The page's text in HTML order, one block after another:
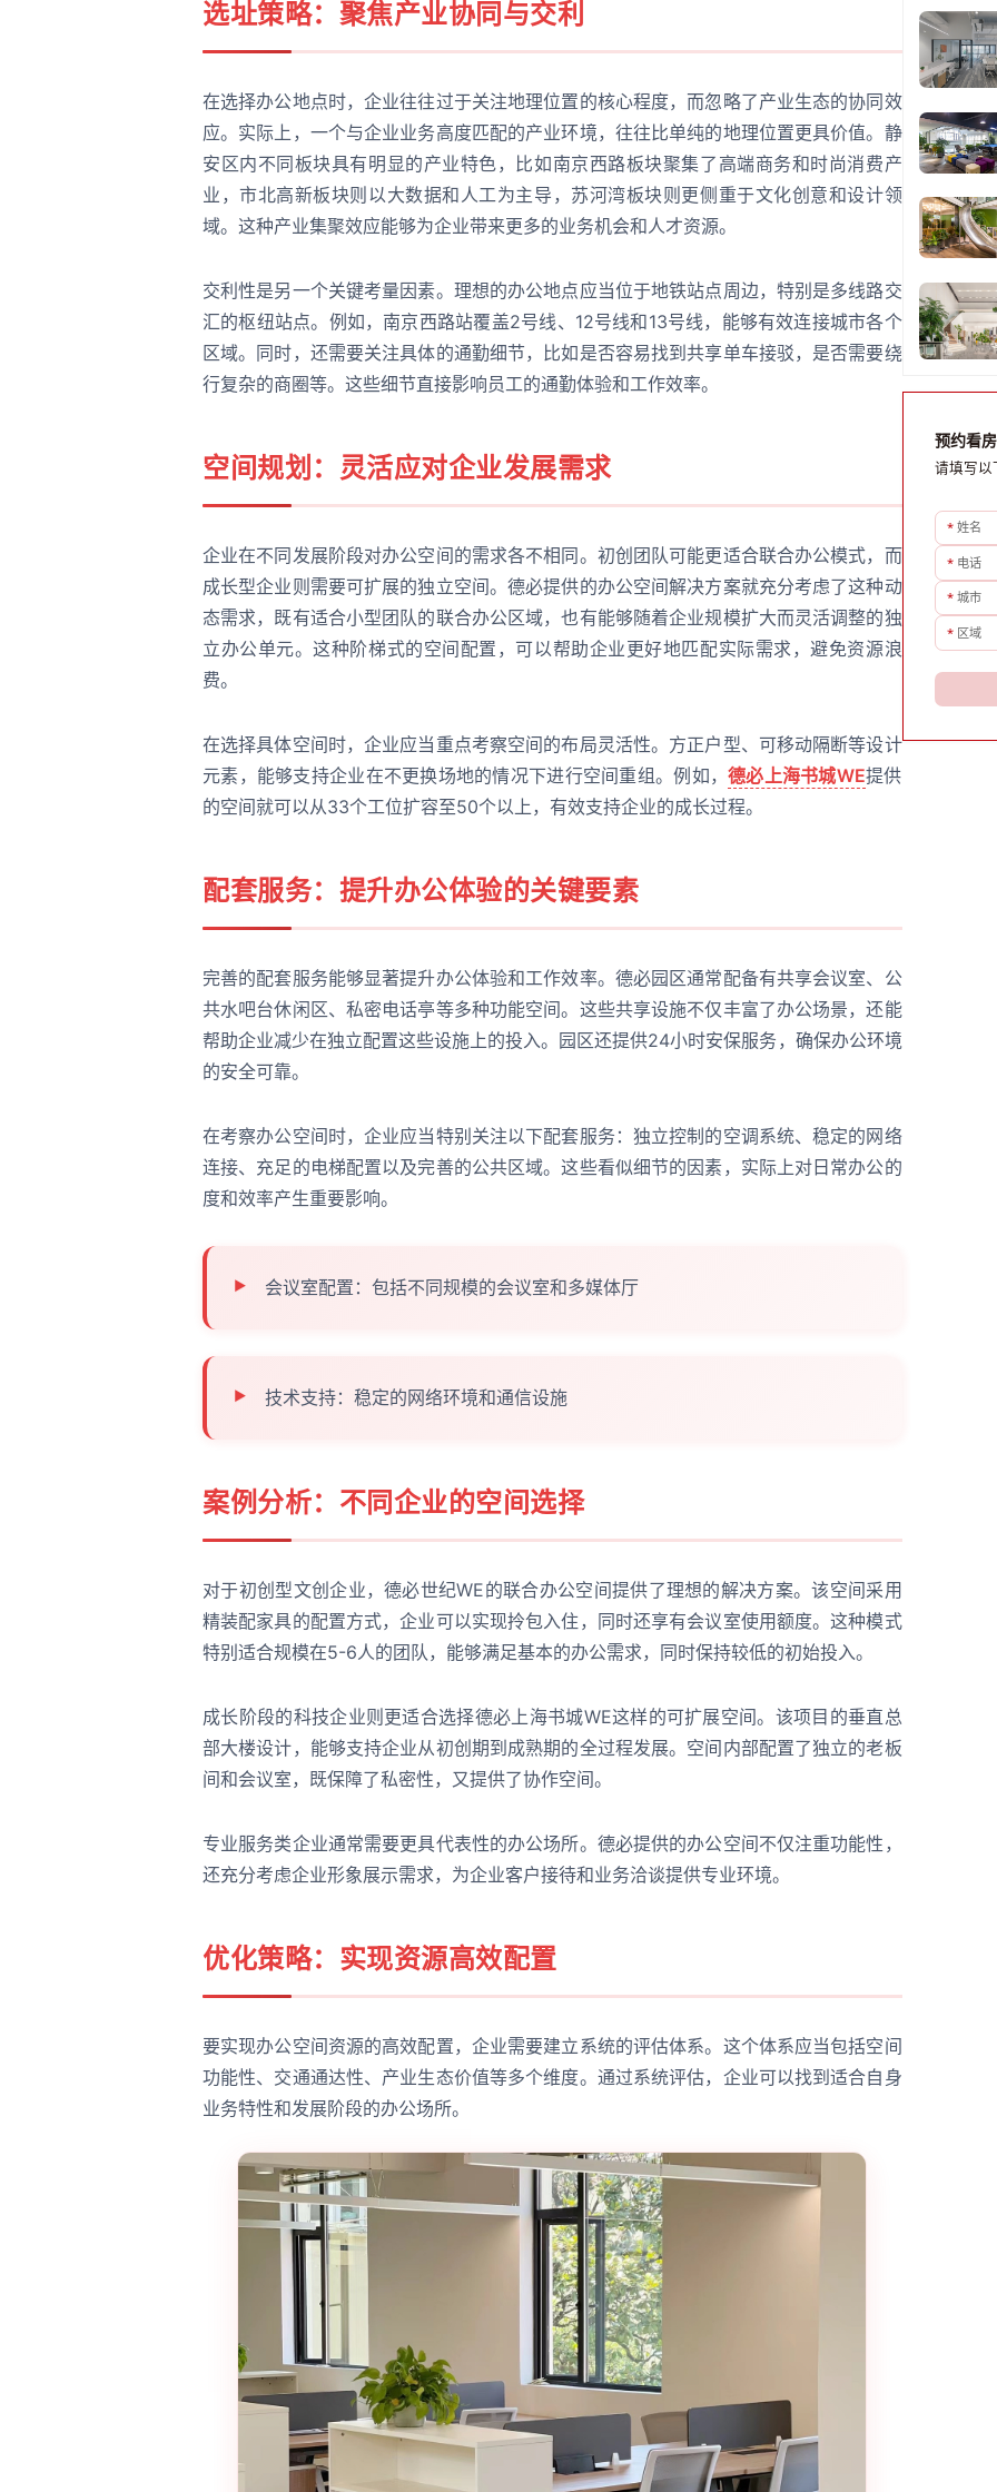
选址策略：聚焦产业协同与交利
在选择办公地点时，企业往往过于关注地理位置的核心程度，而忽略了产业生态的协同效
应。实际上，一个与企业业务高度匹配的产业环境，往往比单纯的地理位置更具价值。静
安区内不同板块具有明显的产业特色，比如南京西路板块聚集了高端商务和时尚消费产
业，市北高新板块则以大数据和人工为主导，苏河湾板块则更侧重于文化创意和设计领
域。这种产业集聚效应能够为企业带来更多的业务机会和人才资源。
交利性是另一个关键考量因素。理想的办公地点应当位于地铁站点周边，特别是多线路交
汇的枢纽站点。例如，南京西路站覆盖2号线、12号线和13号线，能够有效连接城市各个
区域。同时，还需要关注具体的通勤细节，比如是否容易找到共享单车接驳，是否需要绕
行复杂的商圈等。这些细节直接影响员工的通勤体验和工作效率。
空间规划：灵活应对企业发展需求
企业在不同发展阶段对办公空间的需求各不相同。初创团队可能更适合联合办公模式，而
成长型企业则需要可扩展的独立空间。德必提供的办公空间解决方案就充分考虑了这种动
态需求，既有适合小型团队的联合办公区域，也有能够随着企业规模扩大而灵活调整的独
立办公单元。这种阶梯式的空间配置，可以帮助企业更好地匹配实际需求，避免资源浪
费。
在选择具体空间时，企业应当重点考察空间的布局灵活性。方正户型、可移动隔断等设计
元素，能够支持企业在不更换场地的情况下进行空间重组。例如，德必上海书城WE提供
的空间就可以从33个工位扩容至50个以上，有效支持企业的成长过程。
配套服务：提升办公体验的关键要素
完善的配套服务能够显著提升办公体验和工作效率。德必园区通常配备有共享会议室、公
共水吧台休闲区、私密电话亭等多种功能空间。这些共享设施不仅丰富了办公场景，还能
帮助企业减少在独立配置这些设施上的投入。园区还提供24小时安保服务，确保办公环境
的安全可靠。
在考察办公空间时，企业应当特别关注以下配套服务：独立控制的空调系统、稳定的网络
连接、充足的电梯配置以及完善的公共区域。这些看似细节的因素，实际上对日常办公的
度和效率产生重要影响。
会议室配置：包括不同规模的会议室和多媒体厅
技术支持：稳定的网络环境和通信设施
案例分析：不同企业的空间选择
对于初创型文创企业，德必世纪WE的联合办公空间提供了理想的解决方案。该空间采用
精装配家具的配置方式，企业可以实现拎包入住，同时还享有会议室使用额度。这种模式
特别适合规模在5-6人的团队，能够满足基本的办公需求，同时保持较低的初始投入。
成长阶段的科技企业则更适合选择德必上海书城WE这样的可扩展空间。该项目的垂直总
部大楼设计，能够支持企业从初创期到成熟期的全过程发展。空间内部配置了独立的老板
间和会议室，既保障了私密性，又提供了协作空间。
专业服务类企业通常需要更具代表性的办公场所。德必提供的办公空间不仅注重功能性，
还充分考虑企业形象展示需求，为企业客户接待和业务洽谈提供专业环境。
优化策略：实现资源高效配置
要实现办公空间资源的高效配置，企业需要建立系统的评估体系。这个体系应当包括空间
功能性、交通通达性、产业生态价值等多个维度。通过系统评估，企业可以找到适合自身
业务特性和发展阶段的办公场所。
预约看房
请填写以
* 姓名
* 电话
* 城市
* 区域